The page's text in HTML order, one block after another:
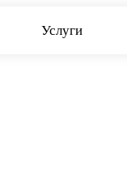
Услуги